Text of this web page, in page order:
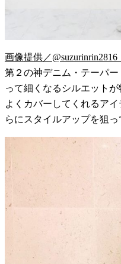
画像提供／@suzurinrin2816
第２の神デニム・テーパ
って細くなるシルエット
よくカバーしてくれるア
らにスタイルアップを狙っ